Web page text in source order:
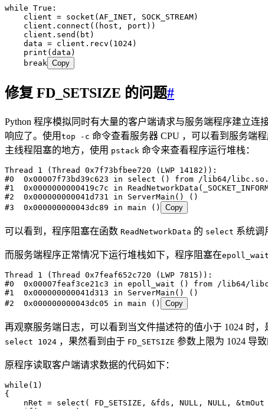
while True :
    client
= socket (AF_INET , SOCK_STREAM)
    client
. connect ( (host, port) )
    client
. send ( bt )
    data
= client . recv ( 1024)
    print
(data )
    break
Copy
修复 FD_SETSIZE 的问题#
Python 程序模拟同时有大量的客户端请求与服务端程序建立
响应了。使用 top -c 命令查看服务器 CPU ，可以看到服务端
主线程阻塞的地方，使用 pstack 命令来查看程序运行堆栈：
Thread 1 (Thread 0x7f73bfbee720 (LWP 14182 )):
#0  0x00007f73bd39c623 in select () from /lib64/
#1  0x0000000000419c7c in
#2  0x000000000041d731 in ServerMain() ()
#3  0x000000000043dc89 in main ()
Copy
可以看到，程序阻塞在函数 ReadNetworkData 的 select 系统调
而服务端程序正常情况下运行堆栈如下，程序阻塞在epoll_wait
Thread 1 (Thread 0x7feaf652c720 (LWP 7815 )):
#0  0x00007feaf3ce21c3 in epoll_wait () from /lib64/
#1  0x000000000041d313 in ServerMain() ()
#2  0x000000000043dc05 in main ()
Copy
再观察服务端日志，可以看到当文件描述符的值小于 1024 时
select 1024 ，果然看到由于 FD_SETSIZE 参数上限为 1024 导致
原程序读取客户端请求数据的代码如下：
while ( 1 )
{
    nRet
= select ( FD_SETSIZE , &fds , NULL , NULL , &tmOut